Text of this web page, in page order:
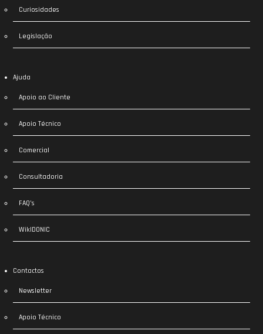
Curiosidades
Legislação
Ajuda
Apoio ao Cliente
Apoio Técnico
Comercial
Consultadoria
FAQ’s
WikIDONIC
Contactos
Newsletter
Apoio Técnico